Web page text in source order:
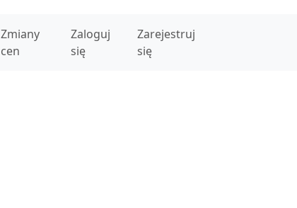
Zmiany
cen
Zaloguj
się
Zarejestruj
się